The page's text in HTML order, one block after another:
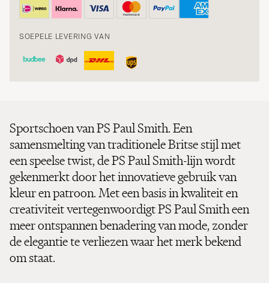
SOEPELE LEVERING VAN
Sportschoen van PS Paul Smith. Een
samensmelting van traditionele Britse stijl met
een speelse twist, de PS Paul Smith-lijn wordt
gekenmerkt door het innovatieve gebruik van
kleur en patroon. Met een basis in kwaliteit en
creativiteit vertegenwoordigt PS Paul Smith een
meer ontspannen benadering van mode, zonder
de elegantie te verliezen waar het merk bekend
om staat.